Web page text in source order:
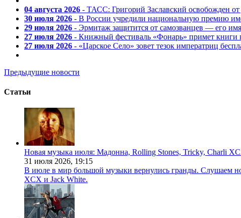
04 августа 2026 - ТАСС: Григорий Заславский освобожден
30 июля 2026 - В России учредили национальную премию
29 июля 2026 - Эрмитаж защитится от самозванцев — его
27 июля 2026 - Книжный фестиваль «Фонарь» примет книги
27 июля 2026 - «Царское Село» зовет тезок императриц
Предыдущие новости
Статьи
Новая музыка июля: Мадонна, Rolling Stones, Tricky, Charli
31 июля 2026, 19:15
В июле в мир большой музыки вернулись гранды. Слушаем
XCX и Jack White.